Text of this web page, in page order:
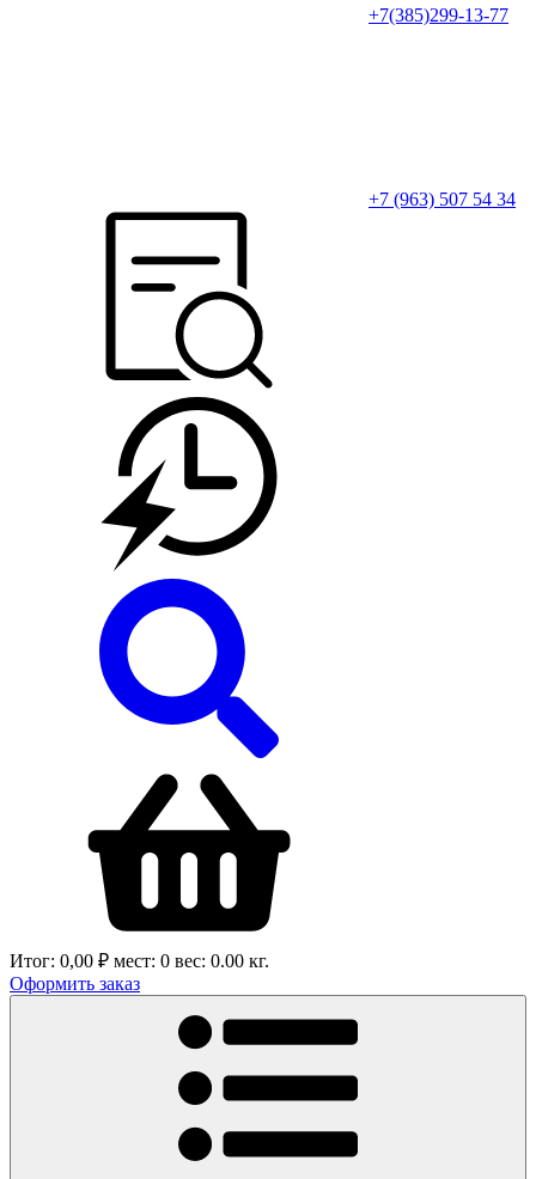
+7(385)299-13-77
+7 (963) 507 54 34
Итог: 0,00 ₽ мест: 0 вес: 0.00 кг.
Оформить заказ